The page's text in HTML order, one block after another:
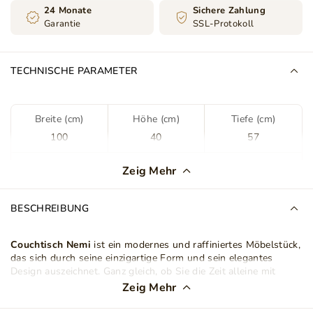
24 Monate
Garantie
Sichere Zahlung
SSL-Protokoll
TECHNISCHE PARAMETER
Breite (cm)
100
Höhe (cm)
40
Tiefe (cm)
57
Schwarzer Graphit
Farbton
Maße der Tischplatte 100x57cm
Tischplattenverarbeitung
Zeig Mehr
BESCHREIBUNG
Couchtisch Nemi ist ein modernes und raffiniertes Möbelstück,
das sich durch seine einzigartige Form und sein elegantes
Design auszeichnet. Ganz gleich, ob Sie die Zeit alleine mit
einem Kaffee verbringen oder Gäste unterhalten, Nemi-Tisch
sorgt für Komfort und verleiht jedem Moment einen
Zeig Mehr